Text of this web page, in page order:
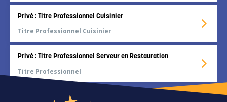
Privé : Titre Professionnel Cuisinier
Titre Professionnel Cuisinier
Privé : Titre Professionnel Serveur en Restauration
Titre Professionnel